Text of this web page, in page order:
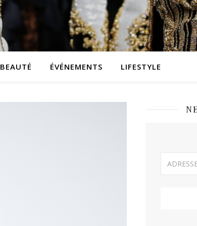
BEAUTÉ ÉVÉNEMENTS LIFESTYLE